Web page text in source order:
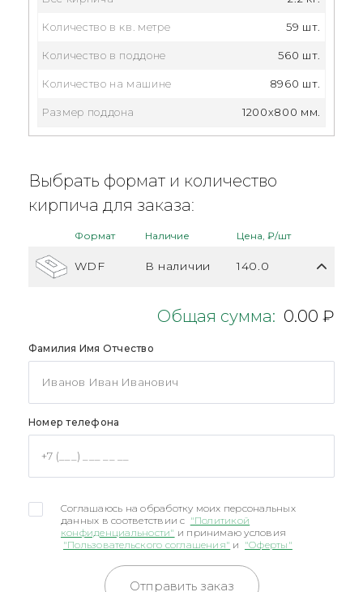
Количество в кв. метре 59 шт.
Количество в поддоне 560 шт.
Количество на машине 8960 шт.
Размер поддона 1200х800 мм.
Выбрать формат и количество
кирпича для заказа:
Формат Наличие Цена, ₽/шт
WDF В наличии 140.0
Общая сумма: 0.00 ₽
Фамилия Имя Отчество
Номер телефона
Соглашаюсь на обработку моих персональных
данных в соответствии с "Политикой
конфиденциальности" и принимаю условия
"Пользовательского соглашения" и "Оферты"
Отправить заказ